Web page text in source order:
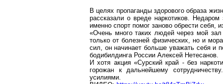
В целях пропаганды здорового образа
рассказали о вреде наркотиков.
именно спорт помог заново обрести себя,
«Очень многотаких людей через мой
только от болезней физических, но и
сил, он начинает больше уважать себя и
бодибилдинга России Алексей Нетесанов.
И хотя акция «Сурский край - без
горожан к дальнейшему
усилиями.